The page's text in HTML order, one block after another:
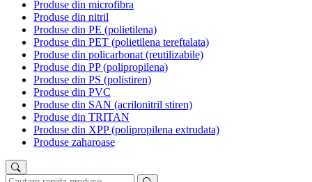
Produse din microfibra
Produse din nitril
Produse din PE (polietilena)
Produse din PET (polietilena tereftalata)
Produse din policarbonat (reutilizabile)
Produse din PP (polipropilena)
Produse din PS (polistiren)
Produse din PVC
Produse din SAN (acrilonitril stiren)
Produse din TRITAN
Produse din XPP (polipropilena extrudata)
Produse zaharoase